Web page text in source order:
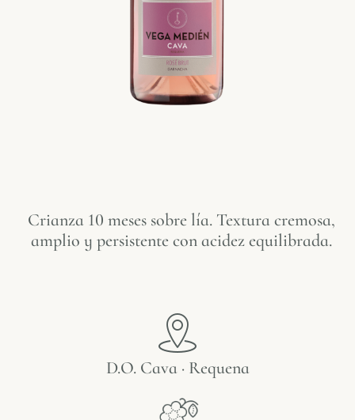
Crianza 10 meses sobre lía. Textura cremosa,
amplio y persistente con acidez equilibrada.
D.O. Cava · Requena